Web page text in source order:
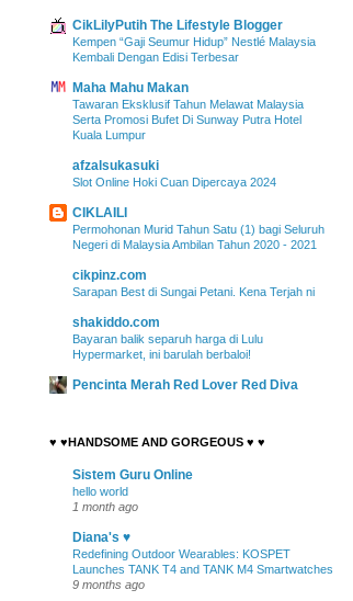
CikLilyPutih The Lifestyle Blogger
Kempen “Gaji Seumur Hidup” Nestlé Malaysia
Kembali Dengan Edisi Terbesar
Maha Mahu Makan
Tawaran Eksklusif Tahun Melawat Malaysia
Serta Promosi Bufet Di Sunway Putra Hotel
Kuala Lumpur
afzalsukasuki
Slot Online Hoki Cuan Dipercaya 2024
CIKLAILI
Permohonan Murid Tahun Satu (1) bagi Seluruh
Negeri di Malaysia Ambilan Tahun 2020 - 2021
cikpinz.com
Sarapan Best di Sungai Petani. Kena Terjah ni
shakiddo.com
Bayaran balik separuh harga di Lulu
Hypermarket, ini barulah berbaloi!
Pencinta Merah Red Lover Red Diva
♥ ♥HANDSOME AND GORGEOUS ♥ ♥
Sistem Guru Online
hello world
1 month ago
Diana's ♥
Redefining Outdoor Wearables: KOSPET
Launches TANK T4 and TANK M4 Smartwatches
9 months ago